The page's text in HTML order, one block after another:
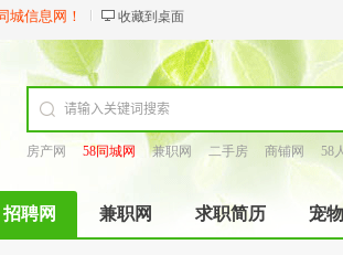
城信息网！ 收藏到桌面
房产网
58同城网 兼职网 二手房 商铺网 58
招聘网 兼职网 求职简历 宠